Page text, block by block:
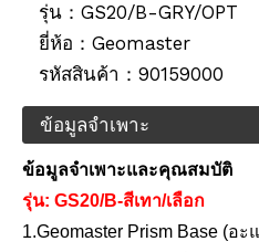
Waterproof Prism (5",silver-coated)
รุ่น： GS20/B-GRY/OPT
ยี่ห้อ： Geomaster
รหัสสินค้า： 90159000
ข้อมูลจำเพาะ
ข้อมูลจำเพาะและคุณสมบัติ
รุ่น: GS20/B-สีเทา/เลือก
1.Geomaster Prism Base (อ